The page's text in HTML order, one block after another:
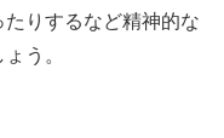
りするなど精神的な
う。